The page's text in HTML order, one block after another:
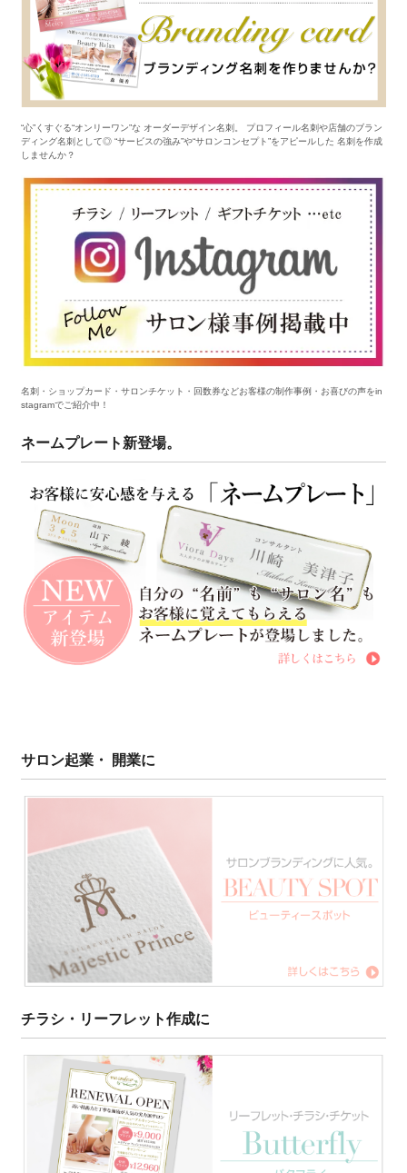
“心”くすぐる“オンリーワン”な オーダーデザイン名刺。 プロフィール名刺や店舗のブラン
ディング名刺として◎ “サービスの強み”や“サロンコンセプト”をアピールした 名刺を作成
しませんか？
名刺・ショップカード・サロンチケット・回数券などお客様の制作事例・お喜びの声をin
stagramでご紹介中！
ネームプレート新登場。
サロン起業・ 開業に
チラシ・リーフレット作成に